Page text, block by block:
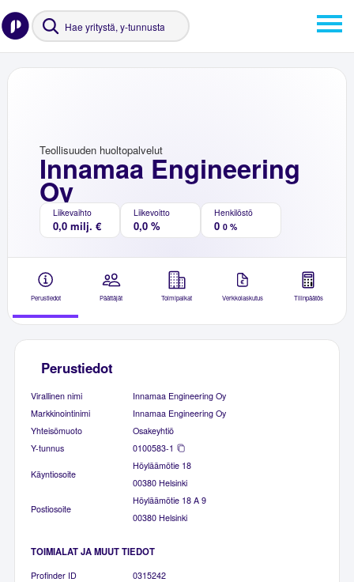
Innamaa Engineering
Oy
Teollisuuden huoltopalvelut
Liikevaihto
0,0 milj. €
Liikevoitto
0,0 %
Henkilöstö
0 0 %
Perustiedot Päättäjät Toimipaikat Verkkolaskutus Tilinpäätös
Perustiedot
Virallinen nimi
Innamaa Engineering Oy
Markkinointinimi
Innamaa Engineering Oy
Yhteisömuoto
Osakeyhtiö
Y-tunnus
0100583-1
Käyntiosoite
Höyläämötie 18
00380 Helsinki
Postiosoite
Höyläämötie 18 A 9
00380 Helsinki
TOIMIALAT JA MUUT TIEDOT
Profinder ID
0315242